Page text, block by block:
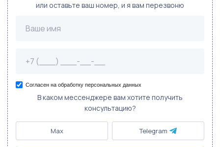
или оставьте ваш номер, и я вам перезвоню
Согласен на обработку персональных данных
В каком мессенджере вам хотите получить
консультацию?
Max Telegram